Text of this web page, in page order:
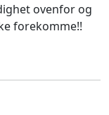
ovenfor og
forekomme!!